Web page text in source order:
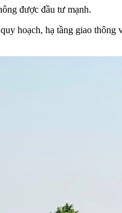
được đầu tư mạnh.
hoạch, hạ tầng giao thông